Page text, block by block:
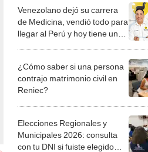
Venezolano dejó su carrera
de Medicina, vendió todo para
llegar al Perú y hoy tiene una
¿Cómo saber si una persona
contrajo matrimonio civil en
Reniec?
Elecciones Regionales y
Municipales 2026: consulta
con tu DNI si fuiste elegido